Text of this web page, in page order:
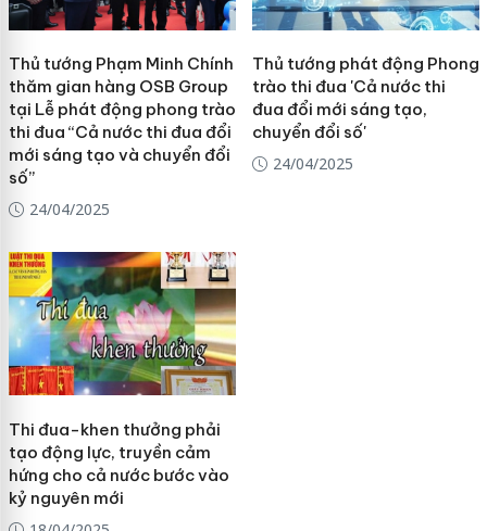
Thủ tướng Phạm Minh Chính
thăm gian hàng OSB Group
tại Lễ phát động phong trào
thi đua “Cả nước thi đua đổi
mới sáng tạo và chuyển đổi
số”
24/04/2025
Thủ tướng phát động Phong
trào thi đua 'Cả nước thi
đua đổi mới sáng tạo,
chuyển đổi số'
24/04/2025
Thi đua-khen thưởng phải
tạo động lực, truyền cảm
hứng cho cả nước bước vào
kỷ nguyên mới